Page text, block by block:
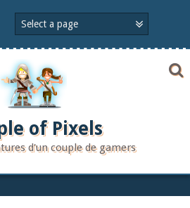
of Pixels
d'un couple de gamers